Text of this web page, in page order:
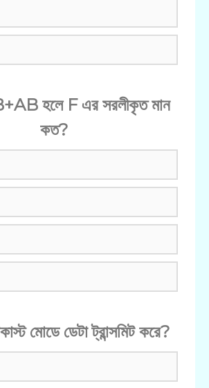
হলে F এর সরলীকৃত মান
কত?
মোডে ডেটা ট্রান্সমিট করে?